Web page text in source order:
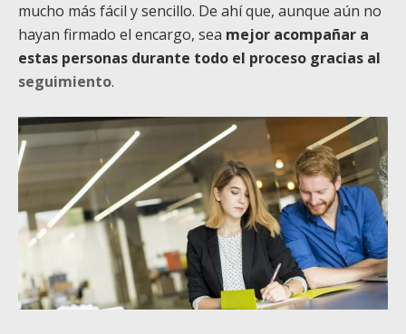
mucho más fácil y sencillo. De ahí que, aunque aún no
hayan firmado el encargo, sea mejor acompañar a
estas personas durante todo el proceso gracias al
seguimiento.